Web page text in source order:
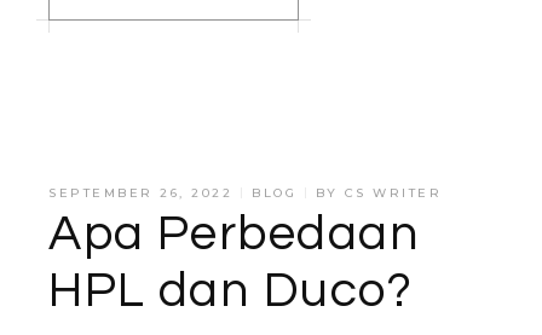
SEPTEMBER 26, 2022 BLOG BY CS WRITER
Apa Perbedaan
HPL dan Duco?